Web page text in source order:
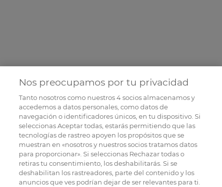
Nos preocupamos por tu privacidad
Tanto nosotros como nuestros4socios almacenamos y
accedemos a datos personales, como datos de
navegación o identificadores únicos, en tu dispositivo. Si
seleccionas Aceptar todas, estarás permitiendo que las
tecnologías de rastreo apoyen los propósitos que se
muestran en «nosotros y nuestros socios tratamos datos
para proporcionar». Si seleccionas Rechazar todas o
retiras tu consentimiento, los deshabilitarás. Si se
deshabilitan los rastreadores, parte del contenido y los
anuncios que ves podrían dejar de ser relevantes para ti.